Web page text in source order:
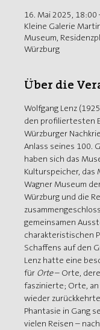
16. Mai 2025, 18:00
Kleine Galerie
Museum,
Würzburg
Über die
Wolfgang Lenz
den profiliertesten
Würzburger
Anlass seines 100.
haben sich das
Kulturspeicher, das
Wagner Museum
Würzburg und die
gemeinsamen
charakteristischen
Schaffens auf den
Lenz hatte eine
für Orte – Orte,
faszinierte; Orte,
wieder
Phantasie in Gang
vielen Reisen –